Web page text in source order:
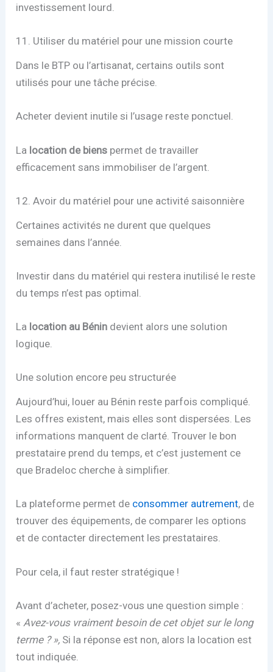
investissement lourd.
11. Utiliser du matériel pour une mission courte
Dans le BTP ou l’artisanat, certains outils sont
utilisés pour une tâche précise.
Acheter devient inutile si l’usage reste ponctuel.
La location de biens permet de travailler
efficacement sans immobiliser de l’argent.
12. Avoir du matériel pour une activité saisonnière
Certaines activités ne durent que quelques
semaines dans l’année.
Investir dans du matériel qui restera inutilisé le reste
du temps n’est pas optimal.
La location au Bénin devient alors une solution
logique.
Une solution encore peu structurée
Aujourd’hui, louer au Bénin reste parfois compliqué.
Les offres existent, mais elles sont dispersées. Les
informations manquent de clarté. Trouver le bon
prestataire prend du temps, et c’est justement ce
que Bradeloc cherche à simplifier.
La plateforme permet de consommer autrement, de
trouver des équipements, de comparer les options
et de contacter directement les prestataires.
Pour cela, il faut rester stratégique !
Avant d’acheter, posez-vous une question simple :
« Avez-vous vraiment besoin de cet objet sur le long
terme ? », Si la réponse est non, alors la location est
tout indiquée.